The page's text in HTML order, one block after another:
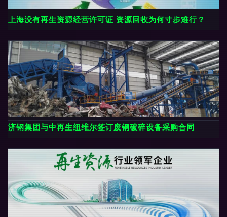
上海没有再生资源经营许可证 资源回收为何寸步难行？
济钢集团与中再生纽维尔签订废钢破碎设备采购合同